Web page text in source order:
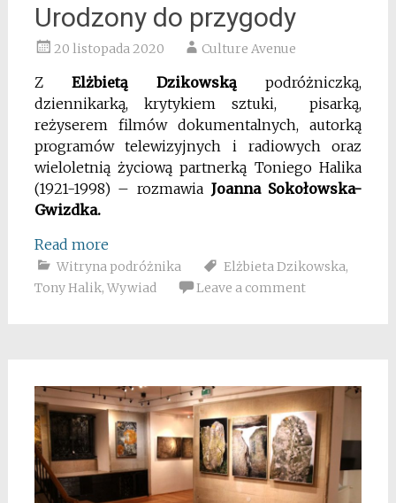
Urodzony do przygody
20 listopada 2020 Culture Avenue
ZElżbietą Dzikowskąpodróżniczką,
dziennikarką, krytykiem sztuki, pisarką,
reżyserem filmów dokumentalnych, autorką
programów telewizyjnych i radiowych oraz
wieloletnią życiową partnerką Toniego Halika
(1921-1998) – rozmawia Joanna Sokołowska-
Gwizdka.
Read more
Witryna podróżnika Elżbieta Dzikowska,
Tony Halik, Wywiad Leave a comment